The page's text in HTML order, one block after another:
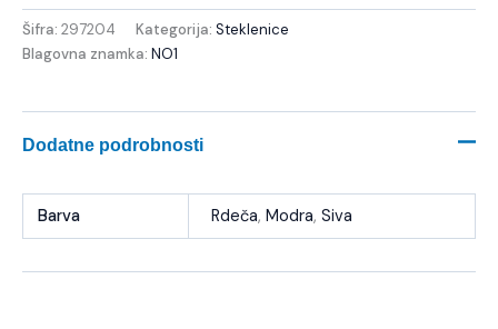
Šifra: 297204 Kategorija: Steklenice
Blagovna znamka: NO1
Dodatne podrobnosti
Barva Rdeča, Modra, Siva